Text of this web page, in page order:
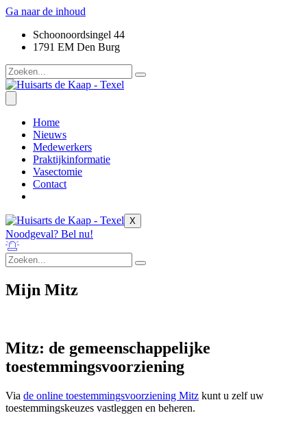
Ga naar de inhoud
Schoonoordsingel 44
1791 EM Den Burg
Home
Nieuws
Medewerkers
Praktijkinformatie
Vasectomie
Contact
X
Noodgeval? Bel nu!
Mijn Mitz
Mitz: de gemeenschappelijke
toestemmingsvoorziening
Via de online toestemmingsvoorziening Mitz kunt u zelf uw
toestemmingskeuzes vastleggen en beheren.